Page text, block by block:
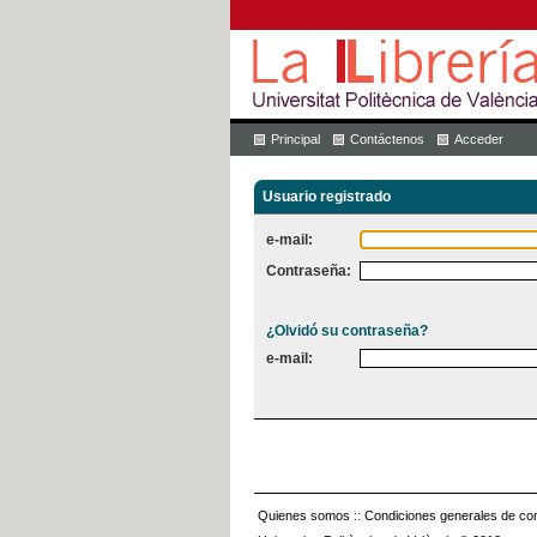
Principal Contáctenos Acceder
Usuario registrado
e-mail:
Contraseña:
¿Olvidó su contraseña?
e-mail:
Quienes somos :: Condiciones generales de